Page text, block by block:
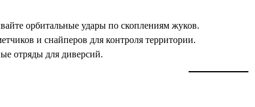
орбитальные удары по скоплениям жуков.
и снайперов для контроля территории.
отряды для диверсий.